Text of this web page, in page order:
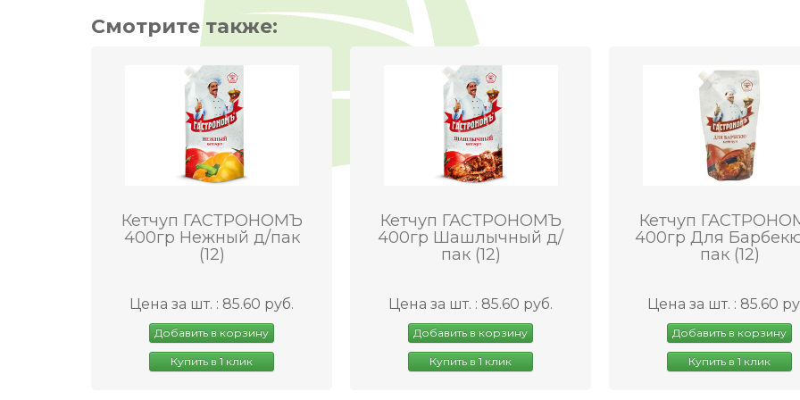
Смотрите также:
Кетчуп ГАСТРОНОМЪ
400гр Нежный д/пак
(12)
Цена за шт. : 85.60 руб.
Добавить в корзину
Купить в 1 клик
Кетчуп ГАСТРОНОМЪ
400гр Шашлычный д/
пак (12)
Цена за шт. : 85.60 руб.
Добавить в корзину
Купить в 1 клик
Кетчуп
400гр Для
пак (12)
Цена за шт. : 85.60
Добавить в корзину
Купить в 1 клик